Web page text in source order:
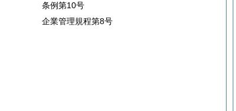
条例第10号
企業管理規程第8号